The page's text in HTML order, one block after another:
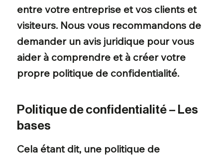
entre votre entreprise et vos clients et
visiteurs. Nous vous recommandons de
demander un avis juridique pour vous
aider à comprendre et à créer votre
propre politique de confidentialité.
Politique de confidentialité – Les
bases
Cela étant dit, une politique de